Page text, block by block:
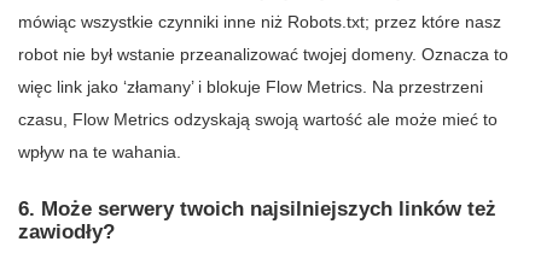
mówiąc wszystkie czynniki inne niż Robots.txt; przez które nasz
robot nie był wstanie przeanalizować twojej domeny. Oznacza to
więc link jako ‘złamany’ i blokuje Flow Metrics. Na przestrzeni
czasu, Flow Metrics odzyskają swoją wartość ale może mieć to
wpływ na te wahania.
6. Może serwery twoich najsilniejszych linków też
zawiodły?